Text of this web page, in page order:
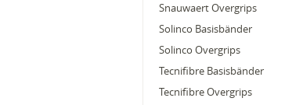
Snauwaert Overgrips
Solinco Basisbänder
Solinco Overgrips
Tecnifibre Basisbänder
Tecnifibre Overgrips